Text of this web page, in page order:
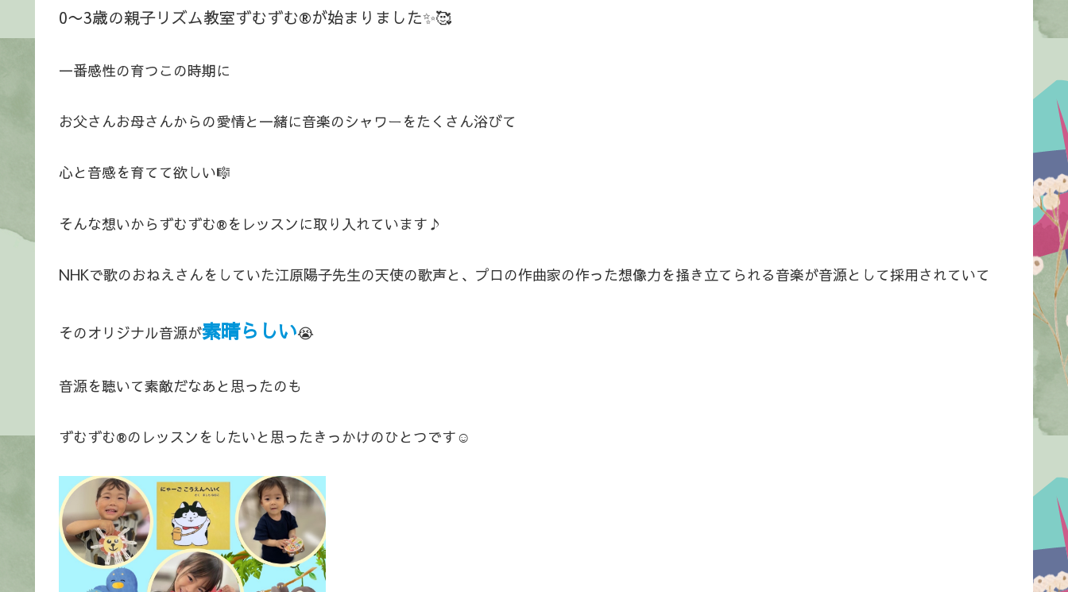
0〜3歳の親子リズム教室ずむずむ®️が始まりました✨🥰
一番感性の育つこの時期に
お父さんお母さんからの愛情と一緒に音楽のシャワーをたくさん浴びて
心と音感を育てて欲しい🎼
そんな想いからずむずむ®️をレッスンに取り入れています♪
NHKで歌のおねえさんをしていた江原陽子先生の天使の歌声と、プロの作曲家の作った想像力を掻き立てられる音楽が音源として採用されていて
そのオリジナル音源が素晴らしい😭
音源を聴いて素敵だなあと思ったのも
ずむずむ®️のレッスンをしたいと思ったきっかけのひとつです☺️